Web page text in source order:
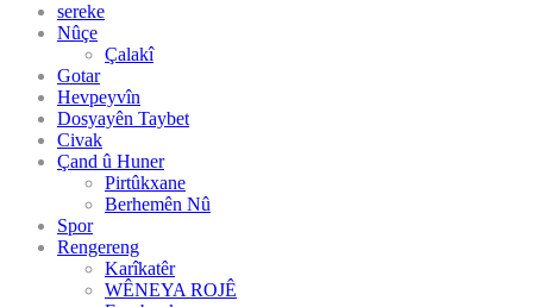
sereke
Nûçe
Çalakî
Gotar
Hevpeyvîn
Dosyayên Taybet
Civak
Çand û Huner
Pirtûkxane
Berhemên Nû
Spor
Rengereng
Karîkatêr
WÊNEYA ROJÊ